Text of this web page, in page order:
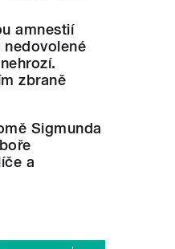
amnestií
nedovolené
zbraně
Sigmunda
a